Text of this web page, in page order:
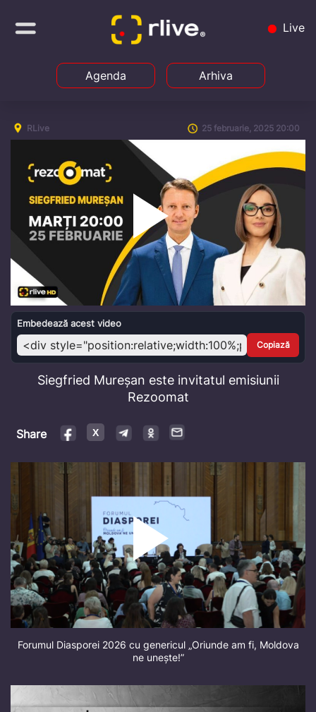
Live
Agenda Arhiva
RLive 25 februarie, 2025 20:00
Play
Video
Embedează acest video
Copiază
Siegfried Mureșan este invitatul emisiunii
Rezoomat
Share
Forumul Diasporei 2026 cu genericul „Oriunde am fi, Moldova
ne unește!”